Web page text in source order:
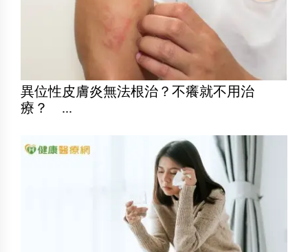
異位性皮膚炎無法根治？不癢就不用治
療？ ...